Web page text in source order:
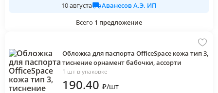
10 августа
Аванесов А.Э. ИП
Всего 1 предложение
Обложка для паспорта OfficeSpace кожа тип 3,
тиснение орнамент бабочки, ассорти
1 шт в упаковке
190.40 ₽/шт